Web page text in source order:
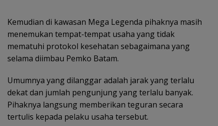
Kemudian di kawasan Mega Legenda pihaknya masih
menemukan tempat-tempat usaha yang tidak
mematuhi protokol kesehatan sebagaimana yang
selama diimbau Pemko Batam.
Umumnya yang dilanggar adalah jarak yang terlalu
dekat dan jumlah pengunjung yang terlalu banyak.
Pihaknya langsung memberikan teguran secara
tertulis kepada pelaku usaha tersebut.